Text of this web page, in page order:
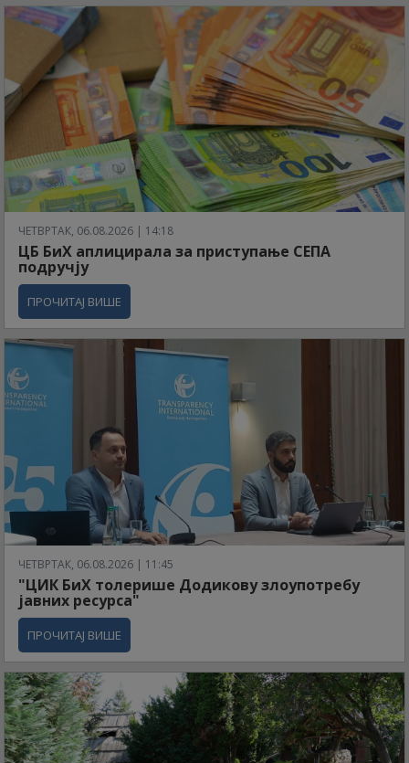
ЧЕТВРТАК, 06.08.2026 | 14:18
ЦБ БиХ аплицирала за приступање СЕПА
подручју
ПРОЧИТАЈ ВИШЕ
ЧЕТВРТАК, 06.08.2026 | 11:45
"ЦИК БиХ толерише Додикову злоупотребу
јавних ресурса"
ПРОЧИТАЈ ВИШЕ